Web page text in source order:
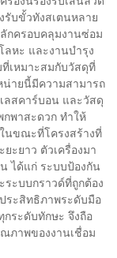
บขั้วทังสเตนหลาย
กครอบคลุมงานซ่อม
หะ และงานบำรุง
เหมาะสมกับวัสดุที่
น่ายนี้มีความสามารถ
ลสคาร์บอน และวัสดุ
พาสะดวก ทำให้
นขณะที่โครงสร้างที่
ะยาว ตัวเครื่องมา
ได้แก่ ระบบป้องกัน
ะบบกราวด์ที่ถูกต้อง
ระสิทธิภาพระดับมือ
ระดับทักษะ จึงถือ
ภาพของงานเชื่อม